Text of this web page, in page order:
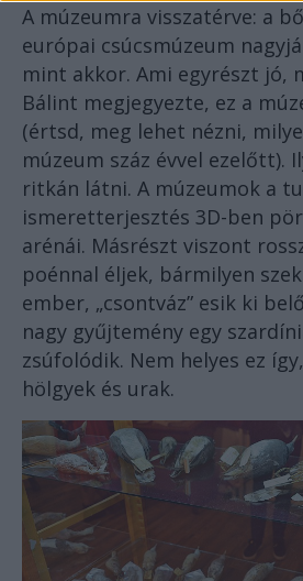
A múzeumra visszatérve: a
európai csúcsmúzeum
mint akkor. Ami egyrészt jó,
Bálint megjegyezte, ez a
(értsd, meg lehet nézni,
múzeum száz évvel ezelőtt).
ritkán látni. A múzeumok a
ismeretterjesztés 3D-ben
arénái. Másrészt viszont
poénnal éljek, bármilyen
ember, „csontváz” esik ki
nagy gyűjtemény egy
zsúfolódik. Nem helyes ez
hölgyek és urak.